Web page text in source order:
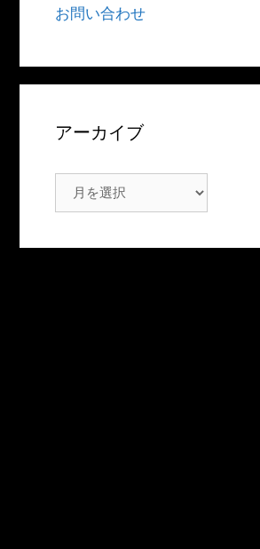
お問い合わせ
アーカイブ
ー